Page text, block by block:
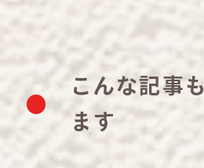
こんな記事
ます